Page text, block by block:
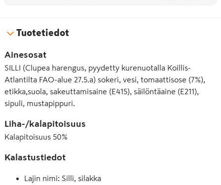
Tuotetiedot
Ainesosat
SILLI (Clupea harengus, pyydetty kurenuotalla Koillis-
Atlantilta FAO-alue 27.5.a) sokeri, vesi, tomaattisose (7%),
etikka,suola, sakeuttamisaine (E415), säilöntäaine (E211),
sipuli, mustapippuri.
Liha-/kalapitoisuus
Kalapitoisuus 50%
Kalastustiedot
Lajin nimi: Silli, silakka